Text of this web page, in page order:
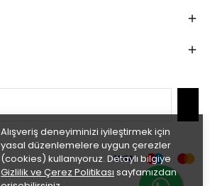
Alışveriş deneyiminizi iyileştirmek için
yasal düzenlemelere uygun çerezler
(cookies) kullanıyoruz. Detaylı bilgiye
Gizlilik ve Çerez Politikası sayfamızdan